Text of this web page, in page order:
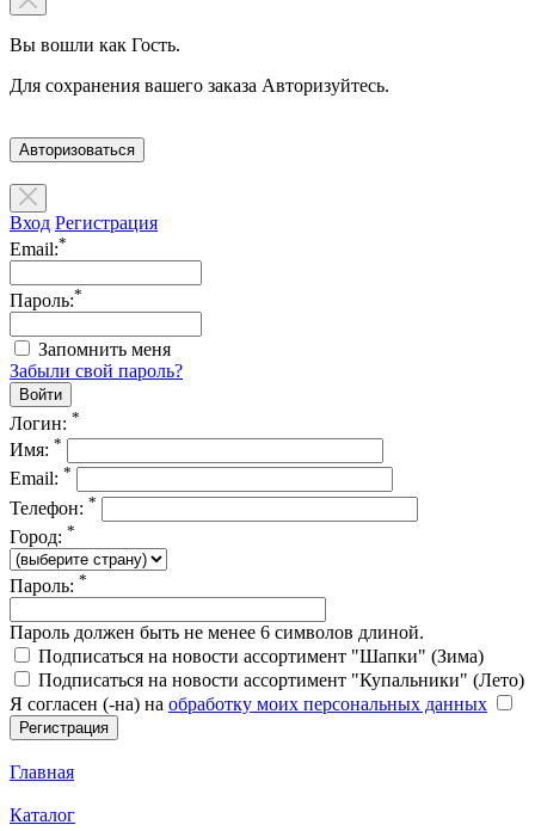
Вы вошли как Гость.
Для сохранения вашего заказа Авторизуйтесь.
Авторизоваться
Вход Регистрация
Email:*
Пароль:*
Запомнить меня
Забыли свой пароль?
Логин: *
Имя: *
Email: *
Телефон: *
Город: *
Пароль: *
Пароль должен быть не менее 6 символов длиной.
Подписаться на новости ассортимент "Шапки" (Зима)
Подписаться на новости ассортимент "Купальники" (Лето)
Я согласен (-на) на обработку моих персональных данных
Главная
Каталог